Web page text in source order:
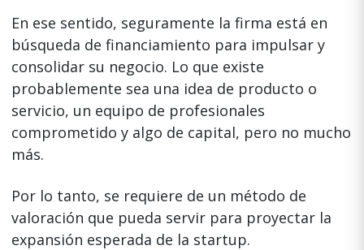
En ese sentido, seguramente la firma está en
búsqueda de financiamiento para impulsar y
consolidar su negocio. Lo que existe
probablemente sea una idea de producto o
servicio, un equipo de profesionales
comprometido y algo de capital, pero no mucho
más.
Por lo tanto, se requiere de un método de
valoración que pueda servir para proyectar la
expansión esperada de la startup.